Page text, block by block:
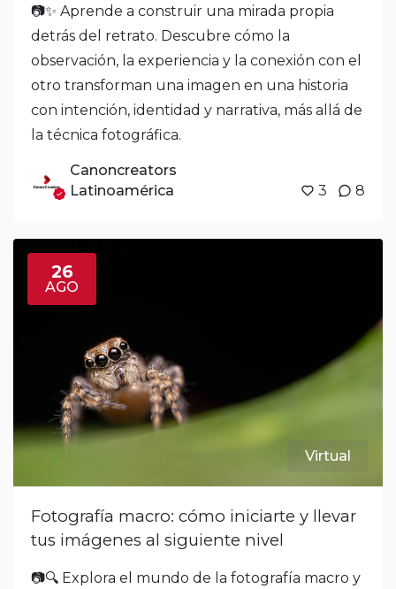
📷✨ Aprende a construir una mirada propia
detrás del retrato. Descubre cómo la
observación, la experiencia y la conexión con el
otro transforman una imagen en una historia
con intención, identidad y narrativa, más allá de
la técnica fotográfica.
Canoncreators
Latinoamérica
3 8
26
AGO
Virtual
Fotografía macro: cómo iniciarte y llevar
tus imágenes al siguiente nivel
📷🔍 Explora el mundo de la fotografía macro y